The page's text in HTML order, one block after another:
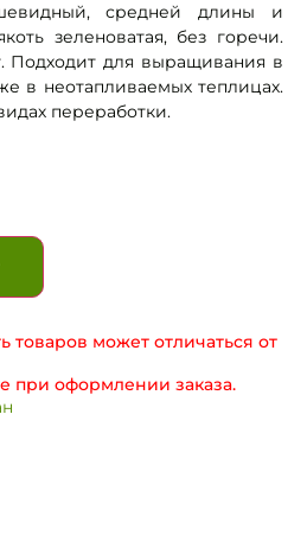
средней длины и
зеленоватая, без горечи.
Подходит для выращивания в
в неотапливаемых теплицах.
переработки.
товаров может отличаться от
при оформлении заказа.